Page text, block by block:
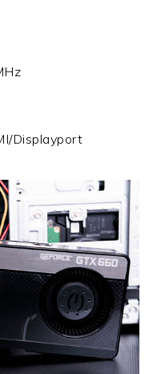
Displayport